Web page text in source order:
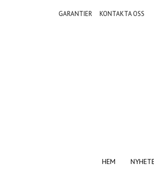
GARANTIER KONTAKTA OSS
HEM